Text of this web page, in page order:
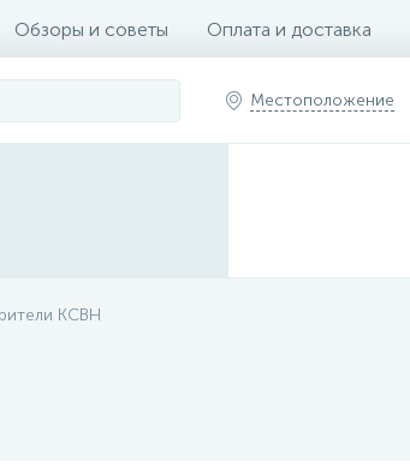
Обзоры и советы Оплата и доставка
Местоположение
КСВН